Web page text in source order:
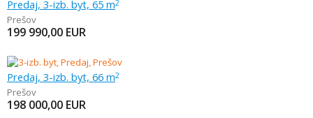
Predaj, 3-izb. byt, 65 m2
Prešov
199 990,00 EUR
Predaj, 3-izb. byt, 66 m2
Prešov
198 000,00 EUR